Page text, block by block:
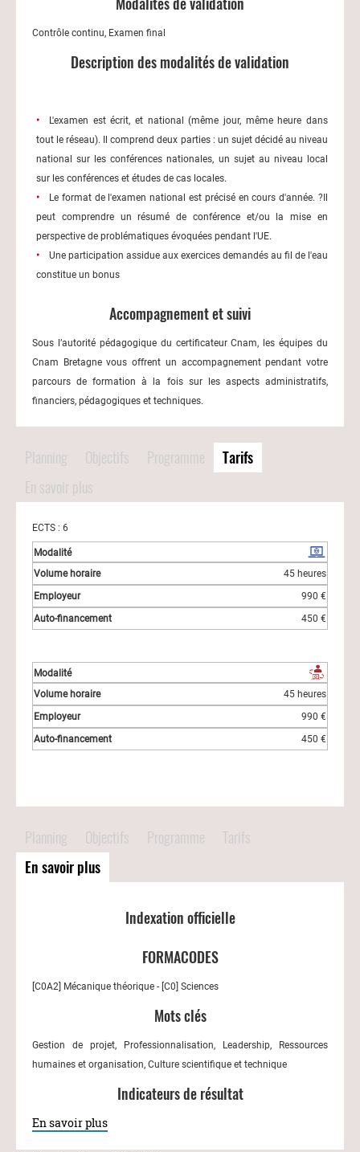
Contrôle continu, Examen final
Description des modalités de validation
L'examen est écrit, et national (même jour, même heure dans
tout le réseau). Il comprend deux parties : un sujet décidé au niveau
national sur les conférences nationales, un sujet au niveau local
sur les conférences et études de cas locales.
Le format de l'examen national est précisé en cours d'année. ?Il
peut comprendre un résumé de conférence et/ou la mise en
perspective de problématiques évoquées pendant l'UE.
Une participation assidue aux exercices demandés au fil de l'eau
constitue un bonus
Accompagnement et suivi
Sous l’autorité pédagogique du certificateur Cnam, les équipes du
Cnam Bretagne vous offrent un accompagnement pendant votre
parcours de formation à la fois sur les aspects administratifs,
financiers, pédagogiques et techniques.
Planning Objectifs Programme
Tarifs
En savoir plus
ECTS : 6
45 heures
990 €
450 €
45 heures
990 €
450 €
Planning Objectifs Programme
Tarifs
En savoir plus
Indexation officielle
FORMACODES
[C0A2] Mécanique théorique - [C0] Sciences
Mots clés
Gestion de projet, Professionnalisation, Leadership, Ressources
humaines et organisation, Culture scientifique et technique
Indicateurs de résultat
En savoir plus